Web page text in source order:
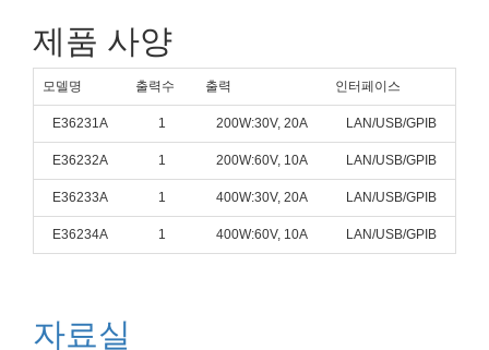
제품 사양
모델명 출력수 출력 인터페이스
E36231A 1 200W:30V, 20A LAN/USB/GPIB
E36232A 1 200W:60V, 10A LAN/USB/GPIB
E36233A 1 400W:30V, 20A LAN/USB/GPIB
E36234A 1 400W:60V, 10A LAN/USB/GPIB
자료실